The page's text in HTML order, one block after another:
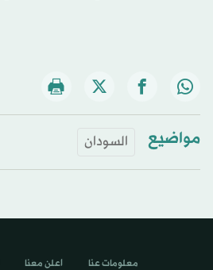
مواضيع السودان
معلومات عنا اعلن معنا